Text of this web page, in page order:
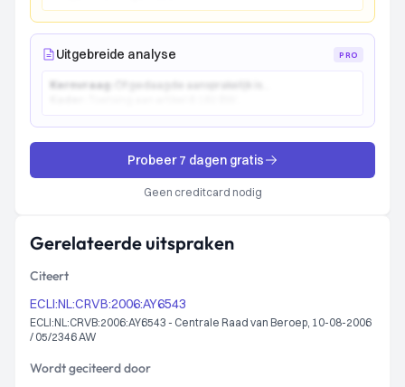
Uitgebreide analyse PRO
Kernvraag:
Probeer 7 dagen gratis
Geen creditcard nodig
Gerelateerde uitspraken
Citeert
ECLI:NL:CRVB:2006:AY6543
ECLI:NL:CRVB:2006:AY6543 - Centrale Raad van Beroep, 10-08-2006
/ 05/2346 AW
Wordt geciteerd door